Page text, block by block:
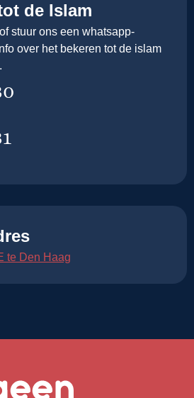
de Islam
stuur ons een whatsapp-
over het bekeren tot de islam
.
te Den Haag